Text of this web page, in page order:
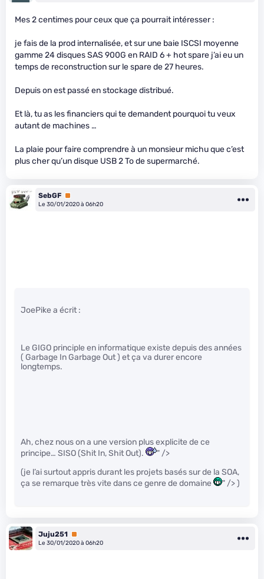
Mes 2 centimes pour ceux que ça pourrait intéresser :
je fais de la prod internalisée, et sur une baie ISCSI moyenne
gamme 24 disques SAS 900G en RAID 6 + hot spare j’ai eu un
temps de reconstruction sur le spare de 27 heures.
Depuis on est passé en stockage distribué.
Et là, tu as les financiers qui te demandent pourquoi tu veux
autant de machines …
La plaie pour faire comprendre à un monsieur michu que c’est
plus cher qu’un disque USB 2 To de supermarché.
SebGF Premium
Le 30/01/2020 à 06h20
JoePike a écrit :
Le GIGO principle en informatique existe depuis des années
( Garbage In Garbage Out ) et ça va durer encore
longtemps.
Ah, chez nous on a une version plus explicite de ce
principe… SISO (Shit In, Shit Out).
" />
(je l’ai surtout appris durant les projets basés sur de la SOA,
ça se remarque très vite dans ce genre de domaine
" /> )
Juju251 Premium
Le 30/01/2020 à 06h20